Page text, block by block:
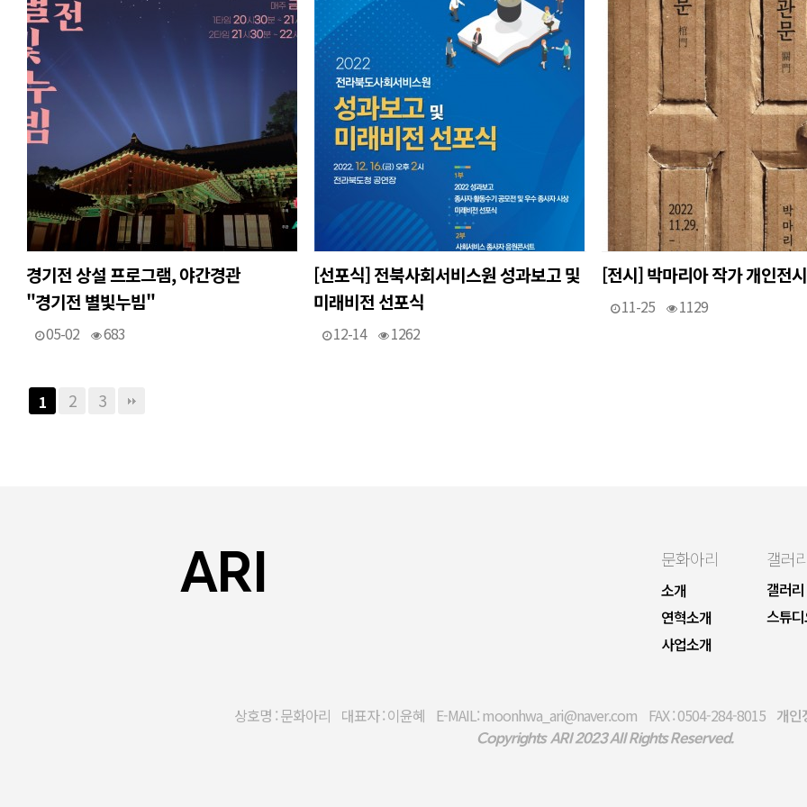
경기전 상설 프로그램, 야간경관
"경기전 별빛누빔"
05-02 683
[선포식] 전북사회서비스원 성과보고 및
미래비전 선포식
12-14 1262
[전시] 박마리아 작가 개인전
11-25 1129
1 2 3
ARI 문화아리
소개
연혁소개
사업소개
갤러
갤러리
스튜
상호명 : 문화아리 대표자 : 이윤혜 E-MAIL: moonhwa_ari@naver.com FAX : 0504-284-8015 개인
Copyrights © ARI 2023 All Rights Reserved.